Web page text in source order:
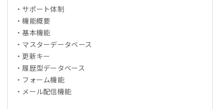
・サポート体制
・機能概要
・基本機能
・マスターデータベース
・更新キー
・履歴型データベース
・フォーム機能
・メール配信機能